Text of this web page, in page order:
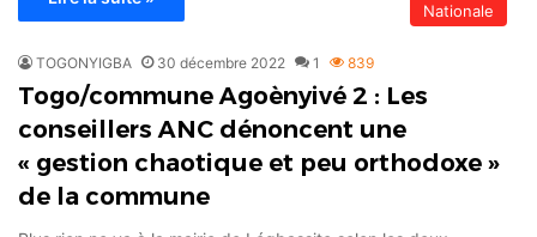
Nationale
TOGONYIGBA 30 décembre 2022 1 839
Togo/commune Agoènyivé 2 : Les
conseillers ANC dénoncent une
« gestion chaotique et peu orthodoxe »
de la commune